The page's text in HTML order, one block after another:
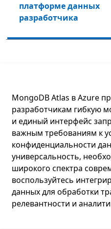
платформе данных
разработчика
MongoDB Atlas в Azure
разработчикам гибкую
и единый интерфейс
важным требованиям к
конфиденциальности
универсальность,
широкого спектра
воспользуйтесь
данных для обработки
релевантности и